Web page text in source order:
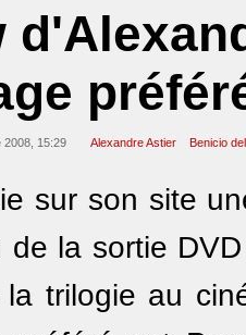
2008, 15:29 Alexandre Astier Benicio
sur son site
de la sortie
trilogie au